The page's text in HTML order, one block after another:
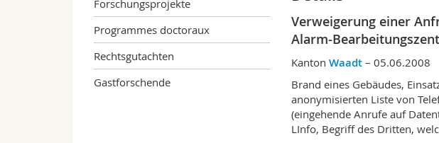
Forschungsprojekte
Programmes doctoraux
Rechtsgutachten
Gastforschende
Verweigerung einer
Alarm-
Kanton Waadt– 05.06.2008
Brand eines Gebäudes,
anonymisierten Liste von
(eingehende Anrufe auf
LInfo, Begriff des Dritten,